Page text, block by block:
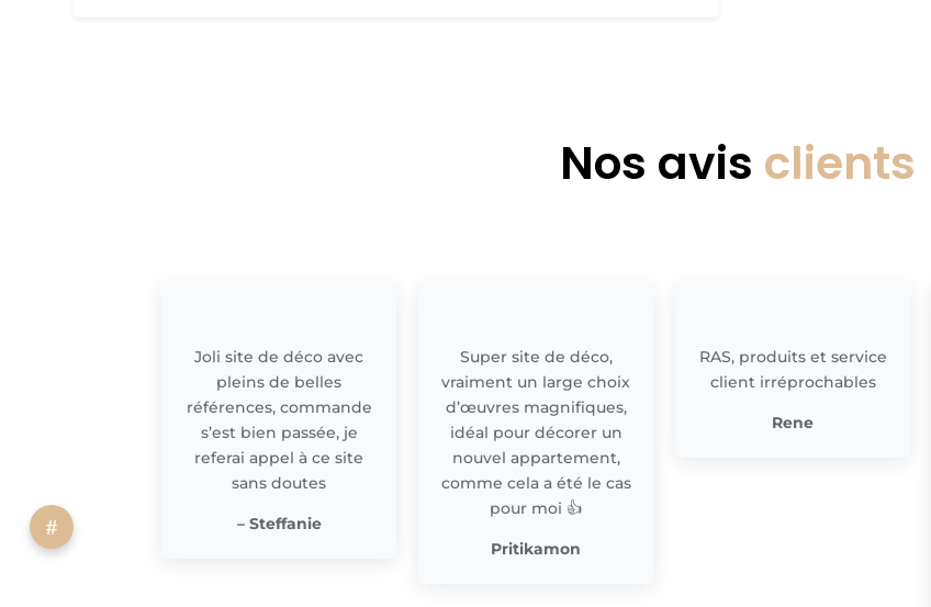
Nos avis clients
Joli site de déco avec
pleins de belles
références, commande
s’est bien passée, je
referai appel à ce site
sans doutes
– Steffanie
Super site de déco,
vraiment un large choix
d’œuvres magnifiques,
idéal pour décorer un
nouvel appartement,
comme cela a été le cas
pour moi 👍
Pritikamon
RAS, produits et service
client irréprochables
Rene